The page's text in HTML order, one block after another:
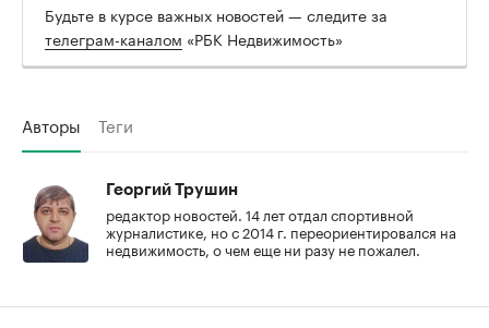
Будьте в курсе важных новостей — следите за
телеграм-каналом «РБК Недвижимость»
Авторы Теги
Георгий Трушин
редактор новостей. 14 лет отдал спортивной
журналистике, но с 2014 г. переориентировался на
недвижимость, о чем еще ни разу не пожалел.